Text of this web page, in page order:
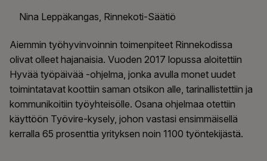
Nina Leppäkangas, Rinnekoti-Säätiö
Aiemmin työhyvinvoinnin toimenpiteet Rinnekodissa
olivat olleet hajanaisia. Vuoden 2017 lopussa aloitettiin
Hyvää työpäivää -ohjelma, jonka avulla monet uudet
toimintatavat koottiin saman otsikon alle, tarinallistettiin ja
kommunikoitiin työyhteisölle. Osana ohjelmaa otettiin
käyttöön Työvire-kysely, johon vastasi ensimmäisellä
kerralla 65 prosenttia yrityksen noin 1100 työntekijästä.